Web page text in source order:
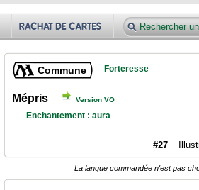
Commune Forteresse
Mépris Version VO
Enchantement : aura
#27
La langue commandée n'est pas